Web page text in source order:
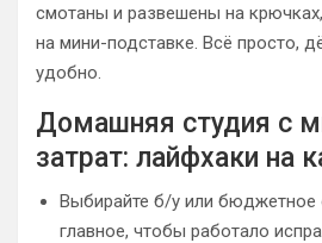
смотаны и развешены на
на мини-подставке. Всё просто,
удобно.
Домашняя студия с
затрат: лайфхаки на
Выбирайте б/у или
главное, чтобы работало